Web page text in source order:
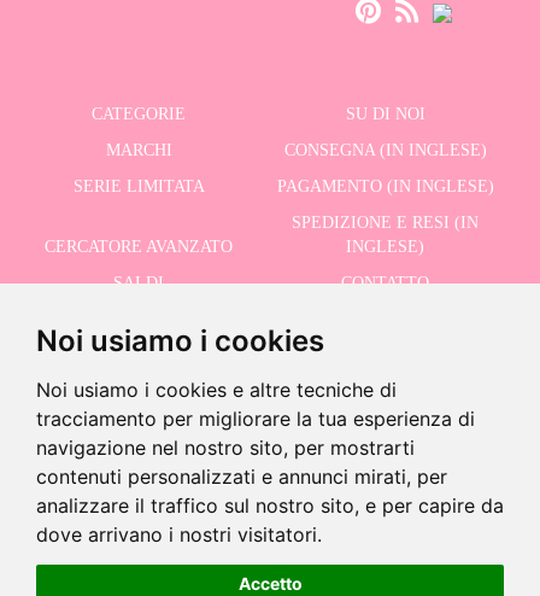
Noi usiamo i cookies
Noi usiamo i cookies e altre tecniche di
tracciamento per migliorare la tua esperienza di
navigazione nel nostro sito, per mostrarti
contenuti personalizzati e annunci mirati, per
analizzare il traffico sul nostro sito, e per capire da
dove arrivano i nostri visitatori.
Accetto
Prodotto fuori produzione
Questo prodotto è stato messo fuori produzione ma puoi vedere
CATEGORIE
SU DI NOI
MARCHI
CONSEGNA (IN INGLESE)
SERIE LIMITATA
PAGAMENTO (IN INGLESE)
CERCATORE AVANZATO
SPEDIZIONE E RESI (IN
INGLESE)
SALDI
CONTATTO